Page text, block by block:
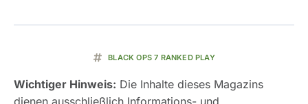
BLACK OPS 7 RANKED PLAY
Wichtiger Hinweis: Die Inhalte dieses Magazins